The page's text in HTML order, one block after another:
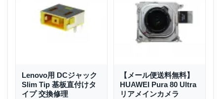
Lenovo用 DCジャック
Slim Tip 基板直付けタ
イプ 交換修理
【メール便送料無料】
HUAWEI Pura 80 Ultra
リアメインカメラ